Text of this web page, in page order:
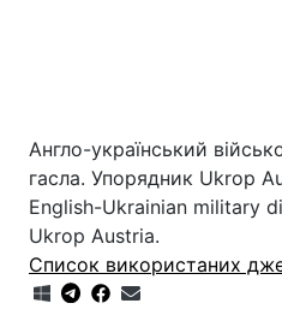
Англо-український
гасла. Упорядник Ukrop
English-Ukrainian military
Ukrop Austria.
Список використаних